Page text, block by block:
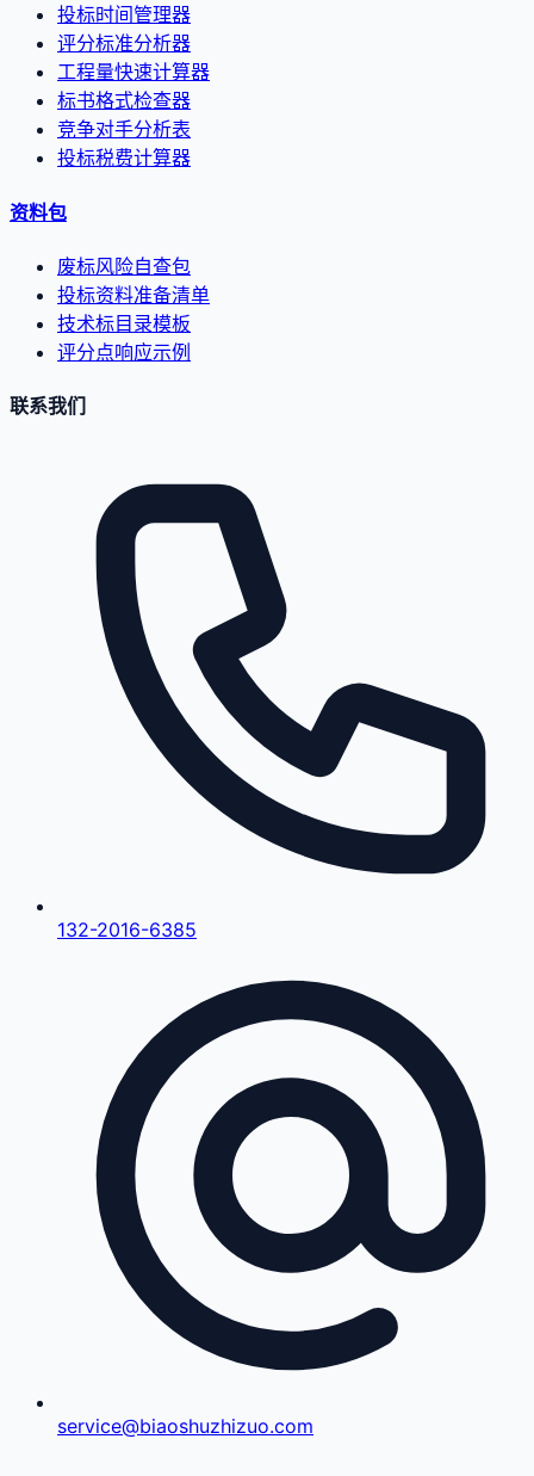
投标时间管理器
评分标准分析器
工程量快速计算器
标书格式检查器
竞争对手分析表
投标税费计算器
资料包
废标风险自查包
投标资料准备清单
技术标目录模板
评分点响应示例
联系我们
132-2016-6385
service@biaoshuzhizuo.com